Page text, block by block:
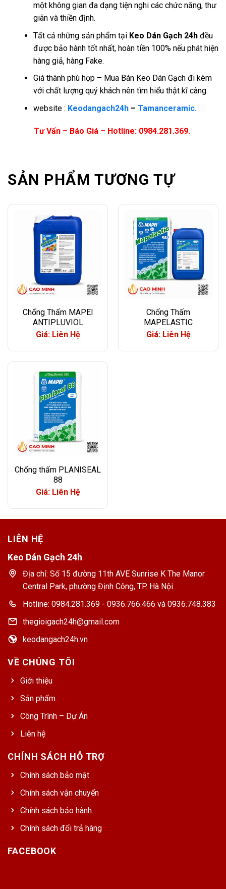
một không gian đa dạng tiện nghi các chức năng, thư
giãn và thiền định.
Tất cả những sản phẩm tại Keo Dán Gạch 24hđều
được bảo hành tốt nhất, hoàn tiền 100% nếu phát hiện
hàng giả, hàng Fake.
Giá thành phù hợp – Mua Bán Keo Dán Gạch đi kèm
với chất lượng quý khách nên tìm hiểu thật kĩ càng.
website : Keodangach24h– Tamanceramic.
Tư Vấn – Báo Giá – Hotline: 0984.281.369.
SẢN PHẨM TƯƠNG TỰ
Chống Thấm MAPEI
ANTIPLUVIOL
Giá: Liên Hệ
Chống Thấm
MAPELASTIC
Giá: Liên Hệ
Chống thấm PLANISEAL
88
Giá: Liên Hệ
LIÊN HỆ
Keo Dán Gạch 24h
Địa chỉ: Số 15 đường 11th AVE Sunrise K The Manor
Central Park, phường Định Công, TP. Hà Nội
Hotline: 0984.281.369 - 0936.766.466 và 0936.748.383
thegioigach24h@gmail.com
keodangach24h.vn
VỀ CHÚNG TÔI
Giới thiệu
Sản phẩm
Công Trình – Dự Án
Liên hệ
CHÍNH SÁCH HỖ TRỢ
Chính sách bảo mật
Chính sách vận chuyển
Chính sách bảo hành
Chính sách đổi trả hàng
FACEBOOK